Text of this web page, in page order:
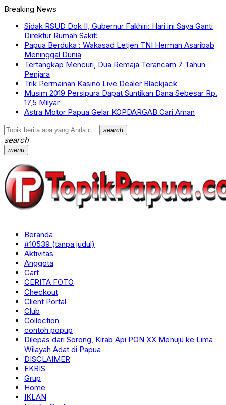
Breaking News
Sidak RSUD Dok II, Gubernur Fakhiri: Hari ini Saya Ganti
Direktur Rumah Sakit!
Papua Berduka : Wakasad Letjen TNI Herman Asaribab
Meninggal Dunia
Tertangkap Mencuri, Dua Remaja Terancam 7 Tahun
Penjara
Trik Permainan Kasino Live Dealer Blackjack
Musim 2019 Persipura Dapat Suntikan Dana Sebesar Rp.
17,5 Milyar
Astra Motor Papua Gelar KOPDARGAB Cari Aman
search
search
menu
Beranda
#10539 (tanpa judul)
Aktivitas
Anggota
Cart
CERITA FOTO
Checkout
Client Portal
Club
Collection
contoh popup
Dilepas dari Sorong, Kirab Api PON XX Menuju ke Lima
Wilayah Adat di Papua
DISCLAIMER
EKBIS
Grup
Home
IKLAN